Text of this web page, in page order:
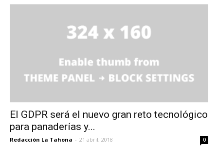
El GDPR será el nuevo gran reto tecnológico
para panaderías y...
Redacción La Tahona - 21 abril, 2018 0